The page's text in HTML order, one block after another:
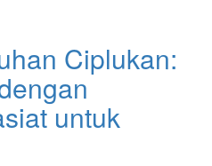
Ciplukan:
untuk